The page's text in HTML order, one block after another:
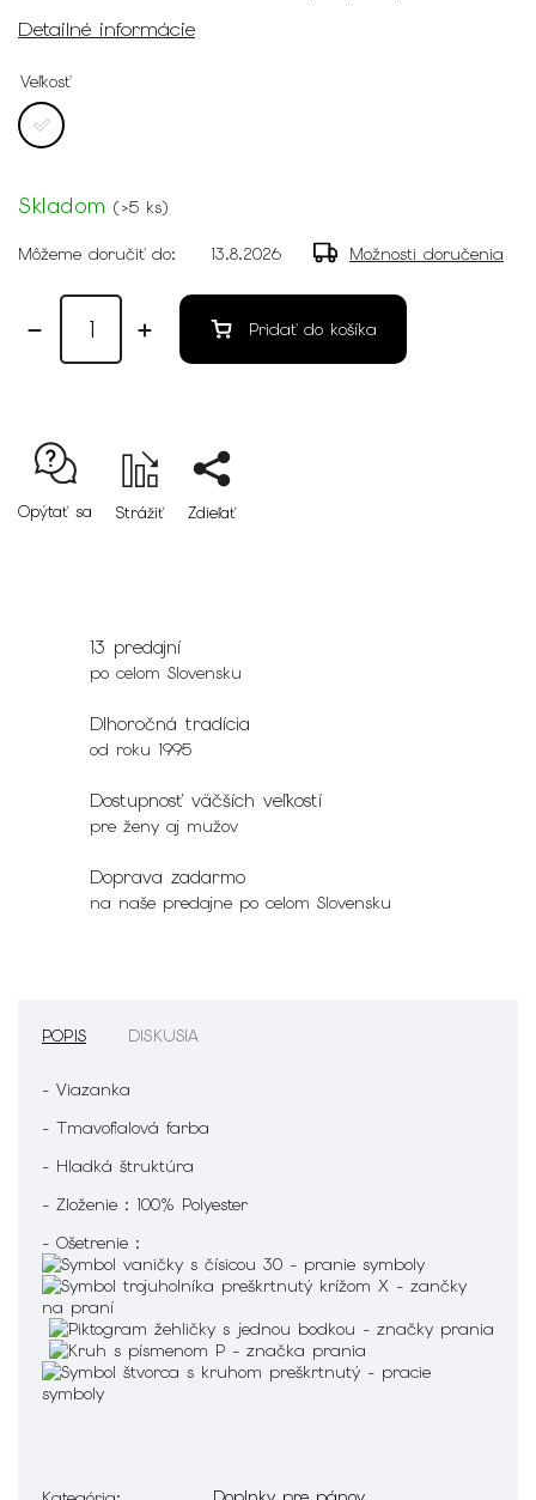
Detailné informácie
Veľkosť
Skladom (>5 ks)
Môžeme doručiť do: 13.8.2026 Možnosti doručenia
Pridať do košíka
Opýtať sa Strážiť Zdieľať
13 predajní
po celom Slovensku
Dlhoročná tradícia
od roku 1995
Dostupnosť väčších veľkostí
pre ženy aj mužov
Doprava zadarmo
na naše predajne po celom Slovensku
POPIS DISKUSIA
- Viazanka
- Tmavofialová farba
- Hladká štruktúra
- Zloženie : 100% Polyester
- Ošetrenie :